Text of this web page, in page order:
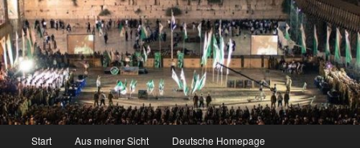
Start Aus meiner Sicht Deutsche Homepage